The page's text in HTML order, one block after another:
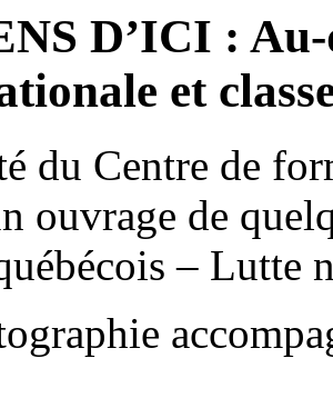
D’ICI :
et
du Centre de
ouvrage de
– Lutte